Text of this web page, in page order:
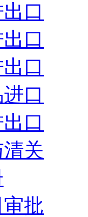
口
口
口
口
口
关
批